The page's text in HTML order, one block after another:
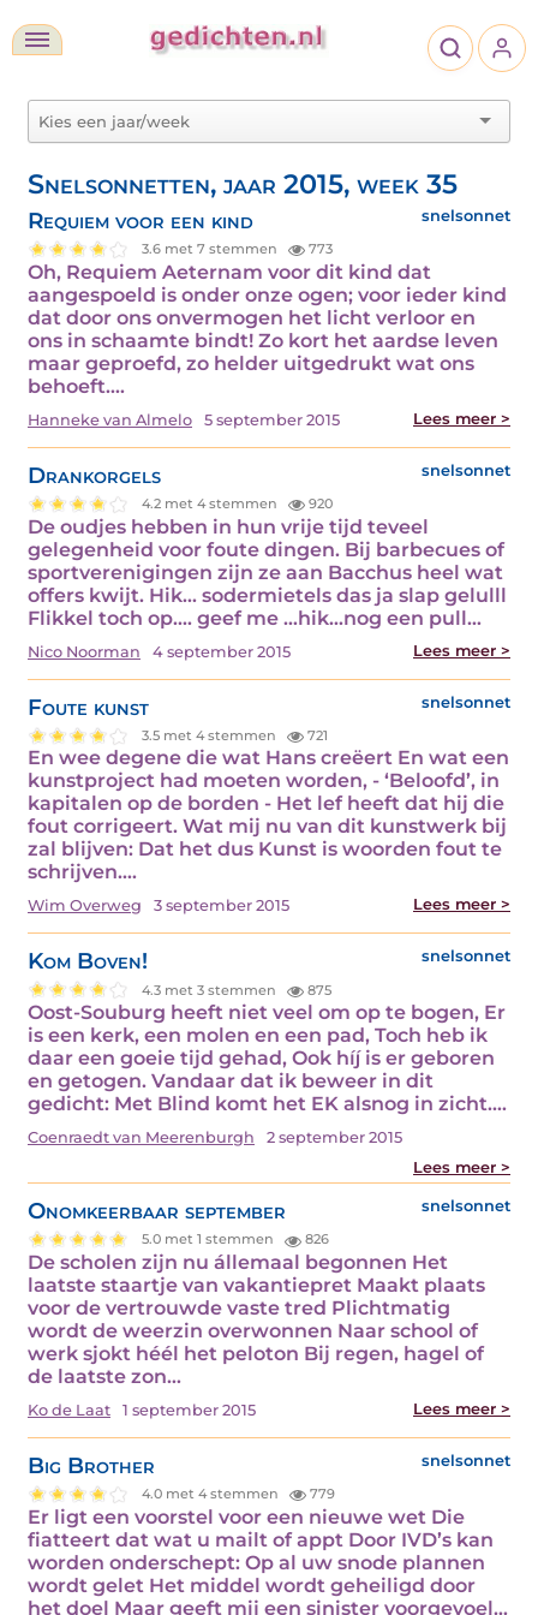
Snelsonnetten, jaar 2015, week 35
Requiem voor een kind snelsonnet
3.6 met 7 stemmen 773
Oh, Requiem Aeternam voor dit kind dat
aangespoeld is onder onze ogen; voor ieder kind
dat door ons onvermogen het licht verloor en
ons in schaamte bindt! Zo kort het aardse leven
maar geproefd, zo helder uitgedrukt wat ons
behoeft.…
Hanneke van Almelo 5 september 2015 Lees meer >
Drankorgels snelsonnet
4.2 met 4 stemmen 920
De oudjes hebben in hun vrije tijd teveel
gelegenheid voor foute dingen. Bij barbecues of
sportverenigingen zijn ze aan Bacchus heel wat
offers kwijt. Hik... sodermietels das ja slap gelulll
Flikkel toch op.... geef me …hik…nog een pull…
Nico Noorman 4 september 2015 Lees meer >
Foute kunst snelsonnet
3.5 met 4 stemmen 721
En wee degene die wat Hans creëert En wat een
kunstproject had moeten worden, - ‘Beloofd’, in
kapitalen op de borden - Het lef heeft dat hij die
fout corrigeert. Wat mij nu van dit kunstwerk bij
zal blijven: Dat het dus Kunst is woorden fout te
schrijven.…
Wim Overweg 3 september 2015 Lees meer >
Kom Boven! snelsonnet
4.3 met 3 stemmen 875
Oost-Souburg heeft niet veel om op te bogen, Er
is een kerk, een molen en een pad, Toch heb ik
daar een goeie tijd gehad, Ook híj is er geboren
en getogen. Vandaar dat ik beweer in dit
gedicht: Met Blind komt het EK alsnog in zicht.…
Coenraedt van Meerenburgh
2 september 2015
Lees meer >
Onomkeerbaar september snelsonnet
5.0 met 1 stemmen 826
De scholen zijn nu állemaal begonnen Het
laatste staartje van vakantiepret Maakt plaats
voor de vertrouwde vaste tred Plichtmatig
wordt de weerzin overwonnen Naar school of
werk sjokt héél het peloton Bij regen, hagel of
de laatste zon…
Ko de Laat 1 september 2015 Lees meer >
Big Brother snelsonnet
4.0 met 4 stemmen 779
Er ligt een voorstel voor een nieuwe wet Die
fiatteert dat wat u mailt of appt Door IVD’s kan
worden onderschept: Op al uw snode plannen
wordt gelet Het middel wordt geheiligd door
het doel Maar geeft mij een sinister voorgevoel…